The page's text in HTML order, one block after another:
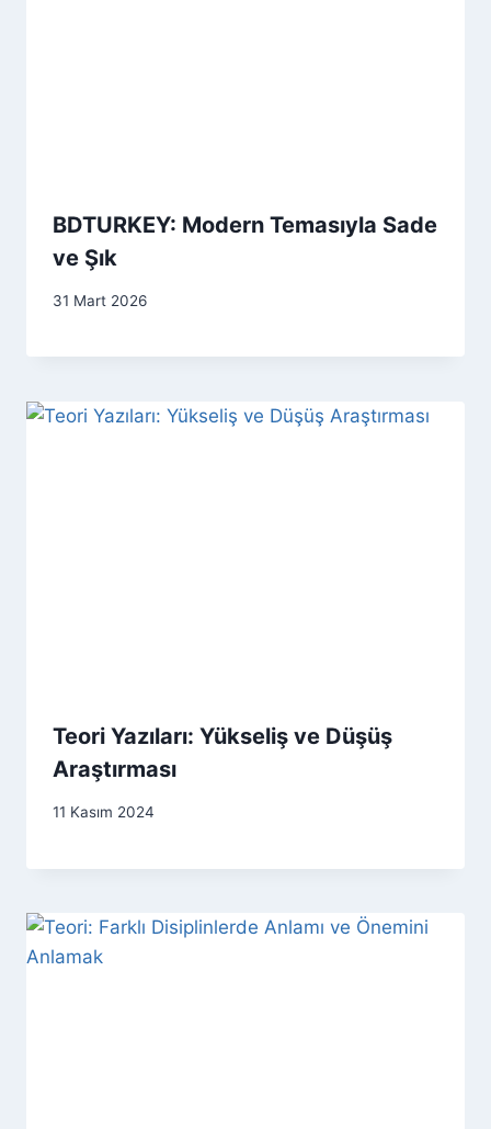
BDTURKEY: Modern Temasıyla Sade
ve Şık
31 Mart 2026
Teori Yazıları: Yükseliş ve Düşüş
Araştırması
11 Kasım 2024